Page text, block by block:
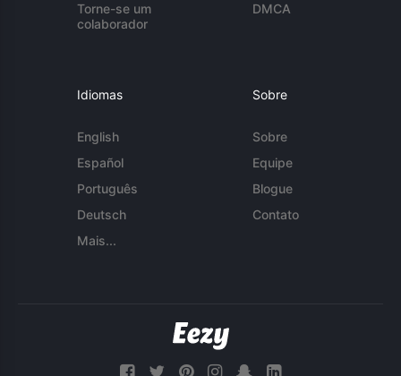
Torne-se um
colaborador
DMCA
Idiomas
English
Español
Português
Deutsch
Mais...
Sobre
Sobre
Equipe
Blogue
Contato